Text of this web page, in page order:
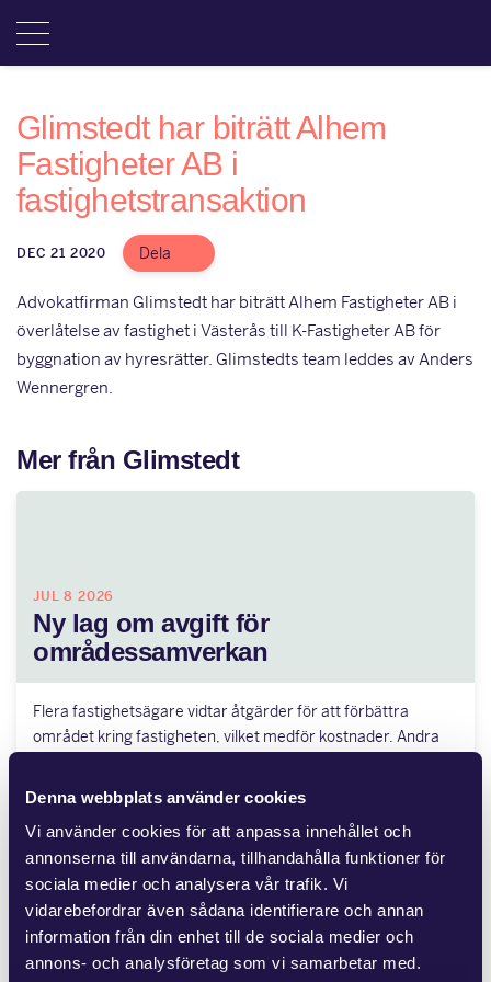
Denna webbplats använder cookies
Vi använder cookies för att anpassa innehållet och
annonserna till användarna, tillhandahålla funktioner för
sociala medier och analysera vår trafik. Vi
vidarebefordrar även sådana identifierare och annan
information från din enhet till de sociala medier och
annons- och analysföretag som vi samarbetar med.
Glimstedt har biträtt Alhem
Fastigheter AB i
fastighetstransaktion
DEC 21 2020 Dela
Advokatfirman Glimstedt har biträtt Alhem Fastigheter AB i
överlåtelse av fastighet i Västerås till K-Fastigheter AB för
byggnation av hyresrätter. Glimstedts team leddes av Anders
Wennergren.
Mer från Glimstedt
JUL 8 2026
Ny lag om avgift för
områdessamverkan
Flera fastighetsägare vidtar åtgärder för att förbättra
området kring fastigheten, vilket medför kostnader. Andra
JUN 25 2026
Advokatfirman Glimstedt har biträtt
ägarna till Baker Tilly…